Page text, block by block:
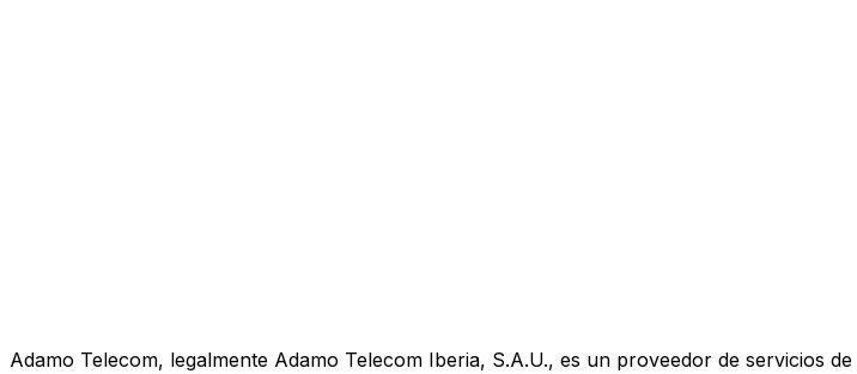
Adamo Telecom, legalmente Adamo Telecom Iberia, S.A.U., es un proveedor de servicios